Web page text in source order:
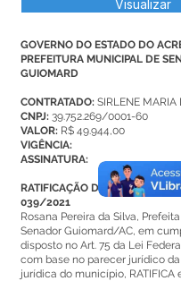
Visualizar
GOVERNO DO ESTADO DO
PREFEITURA MUNICIPAL DE
GUIOMARD
CONTRATADO: SIRLENE MARIA
CNPJ: 39.752.269/0001-60
VALOR: R$ 49.944,00
VIGÊNCIA:
ASSINATURA:
RATIFICAÇÃO DE DISPENSA DE
039/2021
Rosana Pereira da Silva,
Senador Guiomard/AC, em
disposto no Art. 75 da Lei
com base no parecer jurídico
jurídica do município, RATIFICA